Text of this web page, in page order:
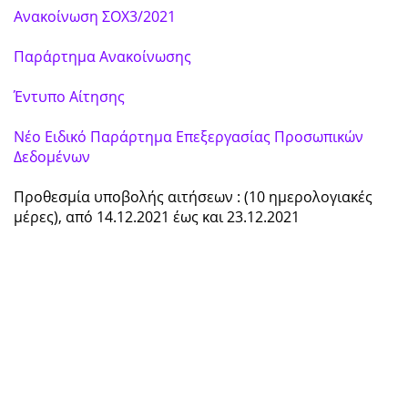
Ανακοίνωση ΣΟΧ3/2021
Παράρτημα Ανακοίνωσης
Έντυπο Αίτησης
Νέο Ειδικό Παράρτημα Επεξεργασίας Προσωπικών
Δεδομένων
Προθεσμία υποβολής αιτήσεων : (10 ημερολογιακές
μέρες), από 14.12.2021 έως και 23.12.2021